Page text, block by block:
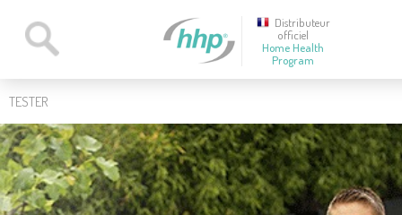
Distributeur
officiel
Home Health
Program
TESTER